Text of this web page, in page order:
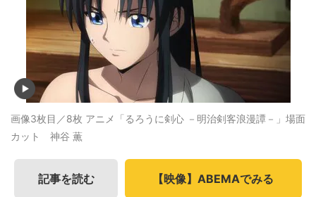
画像3枚目／8枚 アニメ「るろうに剣心 －明治剣客浪漫譚－」場面
カット 神谷 薫
記事を読む 【映像】ABEMAでみる